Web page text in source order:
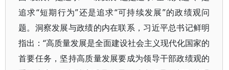
追求“短期行为”还是追求“可持续发展”的政绩观问
题。洞察发展与政绩的内在联系，习近平总书记鲜明
指出：“高质量发展是全面建设社会主义现代化国家的
首要任务，坚持高质量发展要成为领导干部政绩观的